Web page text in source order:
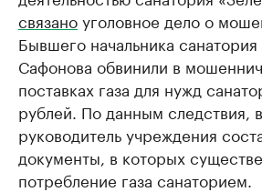
связаноуголовное дело о
Бывшего начальника
Сафонова обвинили в
поставках газа для нужд
рублей. По данным следствия,
руководитель учреждения
документы, в которых
потребление газа санаторием.